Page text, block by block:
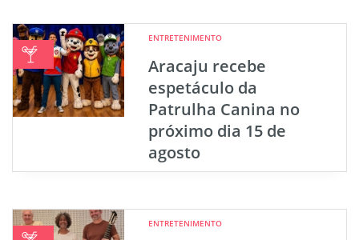
ENTRETENIMENTO
Aracaju recebe
espetáculo da
Patrulha Canina no
próximo dia 15 de
agosto
ENTRETENIMENTO